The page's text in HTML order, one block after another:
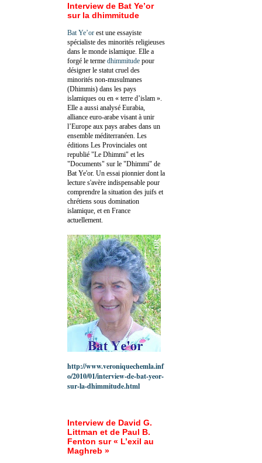
Interview de Bat Ye’or
sur la dhimmitude
Bat Ye’or est une essayiste
spécialiste des minorités religieuses
dans le monde islamique. Elle a
forgé le terme dhimmitude pour
désigner le statut cruel des
minorités non-musulmanes
(Dhimmis) dans les pays
islamiques ou en « terre d’islam ».
Elle a aussi analysé Eurabia,
alliance euro-arabe visant à unir
l’Europe aux pays arabes dans un
ensemble méditerranéen. Les
éditions Les Provinciales ont
republié "Le Dhimmi" et les
"Documents" sur le "Dhimmi" de
Bat Ye'or. Un essai pionnier dont la
lecture s'avère indispensable pour
comprendre la situation des juifs et
chrétiens sous domination
islamique, et en France
actuellement.
http://www.veroniquechemla.inf
o/2010/01/interview-de-bat-yeor-
sur-la-dhimmitude.html
Interview de David G.
Littman et de Paul B.
Fenton sur « L’exil au
Maghreb »